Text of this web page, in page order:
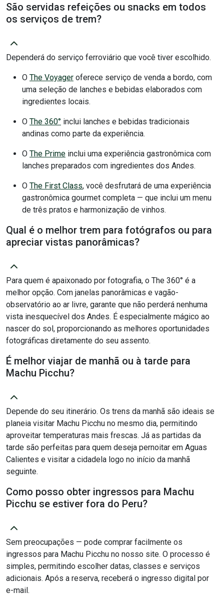
São servidas refeições ou snacks em todos
os serviços de trem?
Dependerá do serviço ferroviário que você tiver escolhido.
O The Voyager oferece serviço de venda a bordo, com
uma seleção de lanches e bebidas elaborados com
ingredientes locais.
O The 360° inclui lanches e bebidas tradicionais
andinas como parte da experiência.
O The Prime inclui uma experiência gastronômica com
lanches preparados com ingredientes dos Andes.
O The First Class, você desfrutará de uma experiência
gastronômica gourmet completa — que inclui um menu
de três pratos e harmonização de vinhos.
Qual é o melhor trem para fotógrafos ou para
apreciar vistas panorâmicas?
Para quem é apaixonado por fotografia, o The 360° é a
melhor opção. Com janelas panorâmicas e vagão-
observatório ao ar livre, garante que não perderá nenhuma
vista inesquecível dos Andes. É especialmente mágico ao
nascer do sol, proporcionando as melhores oportunidades
fotográficas diretamente do seu assento.
É melhor viajar de manhã ou à tarde para
Machu Picchu?
Depende do seu itinerário. Os trens da manhã são ideais se
planeia visitar Machu Picchu no mesmo dia, permitindo
aproveitar temperaturas mais frescas. Já as partidas da
tarde são perfeitas para quem deseja pernoitar em Aguas
Calientes e visitar a cidadela logo no início da manhã
seguinte.
Como posso obter ingressos para Machu
Picchu se estiver fora do Peru?
Sem preocupações — pode comprar facilmente os
ingressos para Machu Picchu no nosso site. O processo é
simples, permitindo escolher datas, classes e serviços
adicionais. Após a reserva, receberá o ingresso digital por
e-mail.